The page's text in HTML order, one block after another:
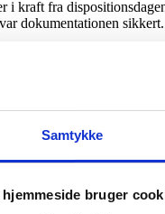
Samtykke
hjemmeside bruger
i kraft fra
dokumentationen sikkert.
mindsker risikoen
praktiske forhold, du
og ansvarsfordeling er
der skal være aktive fra
løbende udgifter du
skader eller